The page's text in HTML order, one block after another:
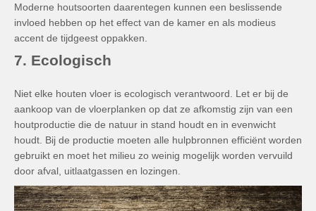
Moderne houtsoorten daarentegen kunnen een beslissende
invloed hebben op het effect van de kamer en als modieus
accent de tijdgeest oppakken.
7. Ecologisch
Niet elke houten vloer is ecologisch verantwoord. Let er bij de
aankoop van de vloerplanken op dat ze afkomstig zijn van een
houtproductie die de natuur in stand houdt en in evenwicht
houdt. Bij de productie moeten alle hulpbronnen efficiënt worden
gebruikt en moet het milieu zo weinig mogelijk worden vervuild
door afval, uitlaatgassen en lozingen.